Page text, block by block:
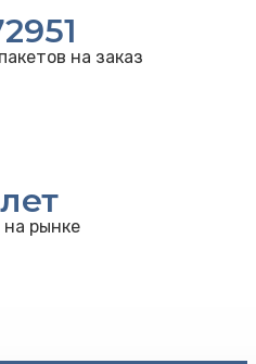
на заказ
лет
рынке